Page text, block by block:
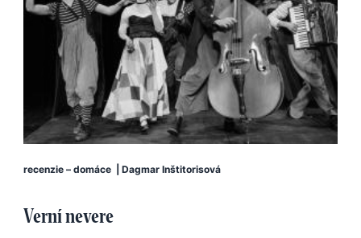
recenzie – domáce Dagmar Inštitorisová
Verní nevere